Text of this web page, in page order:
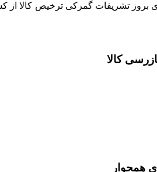
بروز تشریفات گمرکی ترخیص کالا
کالا
همجوار